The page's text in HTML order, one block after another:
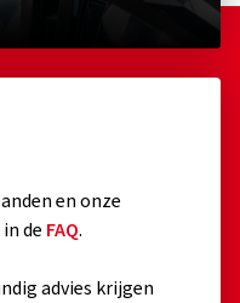
en onze
de FAQ.
advies krijgen